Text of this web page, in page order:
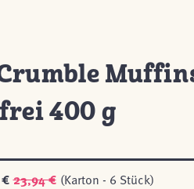
400 g
23,94 € (Karton - 6 Stück)